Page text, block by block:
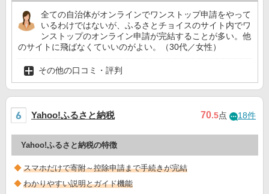
全ての自治体がオンラインでワンストップ申請をやって
いるわけではないが、ふるさとチョイスのサイト内でワ
ンストップのオンライン申請が完結することが多い。他
のサイトに飛ばなくていいのがよい。（30代／女性）
その他の口コミ・評判
Yahoo!ふるさと納税 70.5点 18件
Yahoo!ふるさと納税の特徴
スマホだけで寄附～控除申請まで手続きが完結
わかりやすい説明とガイド機能